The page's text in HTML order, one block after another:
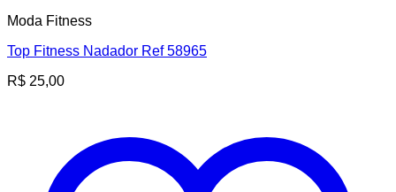
Moda Fitness
Top Fitness Nadador Ref 58965
R$ 25,00